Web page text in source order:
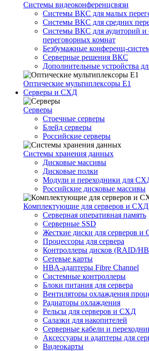
Системы видеоконференцсвязи
Системы ВКС для малых
Системы ВКС для средних
Системы ВКС для аудиторий и
переговорных комнат
Безбумажные конференц-
Серверные решения ВКС
Дополнительные устройства
Оптические мультиплексоры Е1
Серверы и СХД
Серверы
Стоечные серверы
Блейд серверы
Российские серверы
Системы хранения данных
Дисковые массивы
Дисковые полки
Модули и переходники для
Российские дисковые массивы
Комплектующие для серверов и СХД
Серверная оперативная память
Серверные SSD
Жесткие диски для серверов
Процессоры для сервера
Контроллеры дисков (RAID/
Сетевые карты
HBA-адаптеры Fibre Channel
Системные контроллеры
Блоки питания для сервера
Вентиляторы охлаждения
Радиаторы охлаждения
Рельсы для серверов и СХД
Салазки для накопителей
Серверные кабели и
Аксессуары и адаптеры для
Видеокарты